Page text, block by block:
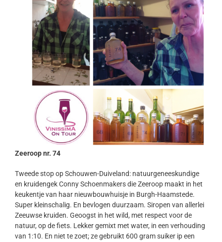
Zeeroop nr. 74
Tweede stop op Schouwen-Duiveland: natuurgeneeskundige
en kruidengek Conny Schoenmakers die Zeeroop maakt in het
keukentje van haar nieuwbouwhuisje in Burgh-Haamstede.
Super kleinschalig. En bevlogen duurzaam. Siropen van allerlei
Zeeuwse kruiden. Geoogst in het wild, met respect voor de
natuur, op de fiets. Lekker gemixt met water, in een verhouding
van 1:10. En niet te zoet; ze gebruikt 600 gram suiker ip een